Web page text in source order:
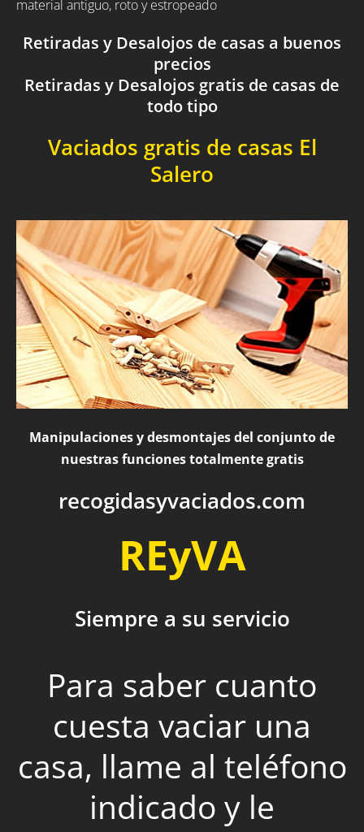
material antiguo, roto y estropeado
Retiradas y Desalojos de casas a buenos
precios
Retiradas y Desalojos gratis de casas de
todo tipo
Vaciados gratis de casas El
Salero
Manipulaciones y desmontajes del conjunto de
nuestras funciones totalmente gratis
recogidasyvaciados.com
REyVA
Siempre a su servicio
Para saber cuanto
cuesta vaciar una
casa, llame al teléfono
indicado y le